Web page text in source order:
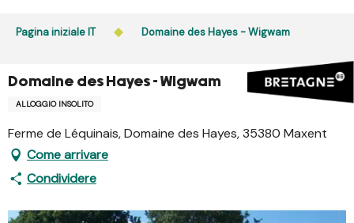
Pagina iniziale IT Domaine des Hayes - Wigwam
Domaine des Hayes - Wigwam
ALLOGGIO INSOLITO
Ferme de Léquinais, Domaine des Hayes, 35380 Maxent
Come arrivare
Condividere